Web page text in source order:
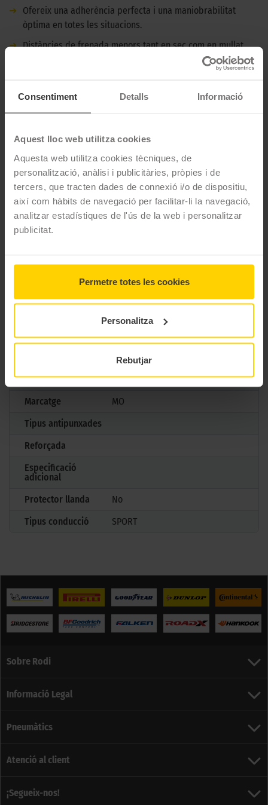
Consentiment Detalls Informació
Aquest lloc web utilitza cookies
Aquesta web utilitza cookies tècniques, de
personalització, anàlisi i publicitàries, pròpies i de
tercers, que tracten dades de connexió i/o de dispositiu,
així com hàbits de navegació per facilitar-li la navegació,
analitzar estadístiques de l'ús de la web i personalitzar
publicitat.
Permetre totes les cookies
Personalitza
Rebutjar
➜
Ofereix una adherència perfecta i una maniobrabilitat
òptima en totes les situacions.
➜ Distàncies de frenada menors tant en sec com en mullat.
Resistència millorada a la banda rodament i gran confort
225/45 R17 91V - MERCEDES
destinat a cotxes de gamma alta com grans furgonetes i
turismes esportius. Es caracteritza per oferir una excel·lent
adherència, una distància de frenada reduïda en mullat i un alt
nivell de quilometratge.
CARACTERÍSTIQUES TÈCNIQUES
Marca
Continental
Estació
Estiu
No
3PMSF
No
Marcatge
MO
Tipus antipunxades
Reforçada
Especificació
adicional
Protector llanda
No
Tipus conducció
SPORT
Sobre Rodi
Informació Legal
Pneumàtics
Atenció al client
¡Segueix-nos!